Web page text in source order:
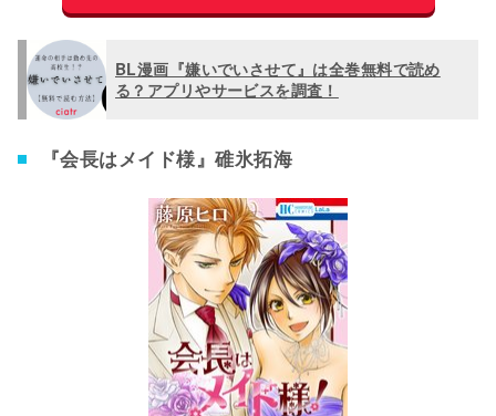
BL漫画『嫌いでいさせて』は全巻無料で読め
る？アプリやサービスを調査！
『会長はメイド様』碓氷拓海